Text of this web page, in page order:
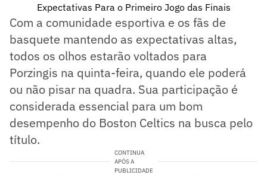
Expectativas Para o Primeiro Jogo das Finais
Com a comunidade esportiva e os fãs de
basquete mantendo as expectativas altas,
todos os olhos estarão voltados para
Porzingis na quinta-feira, quando ele poderá
ou não pisar na quadra. Sua participação é
considerada essencial para um bom
desempenho do Boston Celtics na busca pelo
título.
CONTINUA
APÓS A
PUBLICIDADE